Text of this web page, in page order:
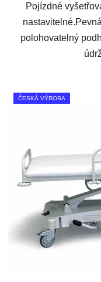
Pojízdné
polohovatelný
ČESKÁ VÝROBA